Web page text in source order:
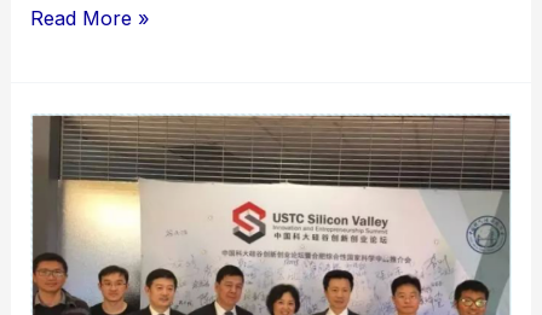
2018
硅
BBQ
Read More »